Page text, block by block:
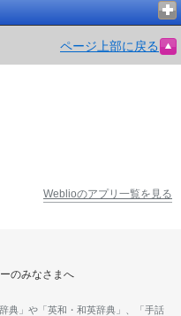
ページ上部に戻る
Weblioのアプリ一覧を見る
のみなさまへ
典」や「英和・和英辞典」、「手話